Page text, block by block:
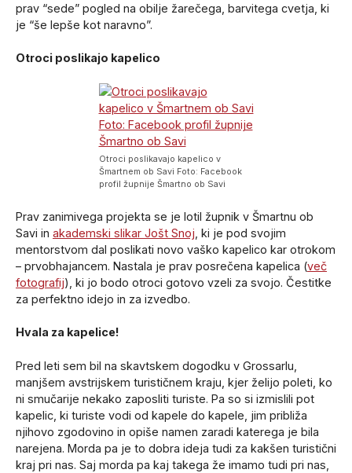
prav “sede” pogled na obilje žarečega, barvitega cvetja, ki
je “še lepše kot naravno”.
Otroci poslikajo kapelico
Otroci poslikavajo kapelico v
Šmartnem ob Savi Foto: Facebook
profil župnije Šmartno ob Savi
Prav zanimivega projekta se je lotil župnik v Šmartnu ob
Savi in akademski slikar Jošt Snoj , ki je pod svojim
mentorstvom dal poslikati novo vaško kapelico kar otrokom
– prvobhajancem. Nastala je prav posrečena kapelica (več
fotografij), ki jo bodo otroci gotovo vzeli za svojo. Čestitke
za perfektno idejo in za izvedbo.
Hvala za kapelice!
Pred leti sem bil na skavtskem dogodku v Grossarlu,
manjšem avstrijskem turističnem kraju, kjer želijo poleti, ko
ni smučarije nekako zaposliti turiste. Pa so si izmislili pot
kapelic, ki turiste vodi od kapele do kapele, jim približa
njihovo zgodovino in opiše namen zaradi katerega je bila
narejena. Morda pa je to dobra ideja tudi za kakšen turistični
kraj pri nas. Saj morda pa kaj takega že imamo tudi pri nas,